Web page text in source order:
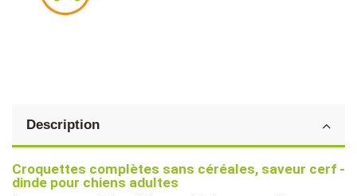
Description
Croquettes complètes sans céréales, saveur cerf -
dinde pour chiens adultes